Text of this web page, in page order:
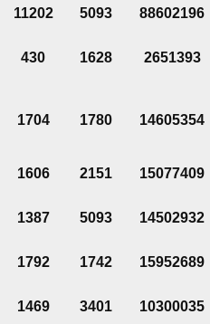
11202 5093 88602196
430 1628 2651393
1704 1780 14605354
1606 2151 15077409
1387 5093 14502932
1792 1742 15952689
1469 3401 10300035